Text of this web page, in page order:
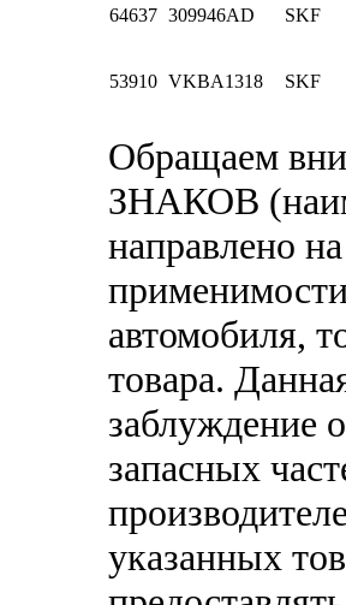
64637 309946AD SKF
53910 VKBA1318 SKF
Обращаем
ЗНАКОВ
направлено
автомобиля,
товара.
заблуждение
запасных
указанных